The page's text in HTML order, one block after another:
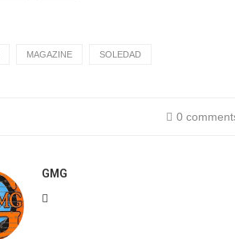
MAGAZINE SOLEDAD
0
GMG